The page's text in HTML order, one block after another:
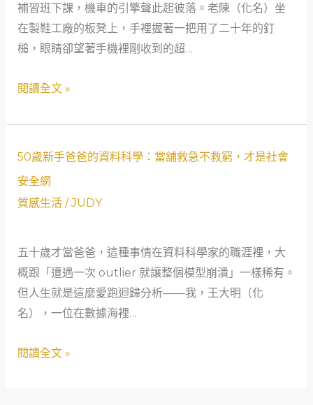
更
是
社
安
補習班下課，機車的引擎聲此起彼落。老陳（化名）坐
在製鞋工廠的板凳上，手裡握著一把用了二十年的釘
槌，眼睛卻望著手機裡剛收到的超…
一
紙
當
六
新
手
爸
救
急
人
生
閱讀全文 »
50歲新手爸爸的資料科學：當舖救急不救窮，才是社會
安全網
質感生活/JUDY
五十歲才當爸爸，這種事情在資料科學家的職涯裡，大
概跟「遭遇一次 outlier 就讓整個模型崩潰」一樣稀有。
但人生就是這麼愛跑迴歸分析——我，王大明（化
名），一位在數據海裡…
50
手
爸
的
資
料
學：
閱讀全文 »